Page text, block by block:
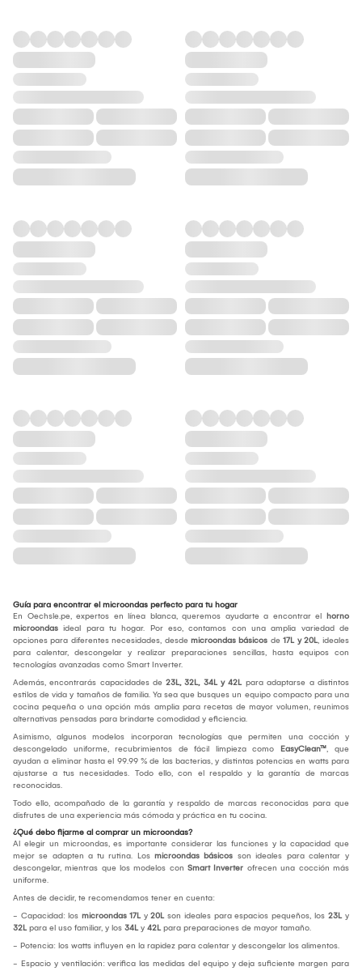
Guía para encontrar el microondas perfecto para tu hogar
En Oechsle.pe, expertos en línea blanca, queremos ayudarte a encontrar el horno
microondas ideal para tu hogar. Por eso, contamos con una amplia variedad de
opciones para diferentes necesidades, desde microondas básicos de 17L y 20L, ideales
para calentar, descongelar y realizar preparaciones sencillas, hasta equipos con
tecnologías avanzadas como Smart Inverter.
Además, encontrarás capacidades de 23L, 32L, 34L y 42Lpara adaptarse a distintos
estilos de vida y tamaños de familia. Ya sea que busques un equipo compacto para una
cocina pequeña o una opción más amplia para recetas de mayor volumen, reunimos
alternativas pensadas para brindarte comodidad y eficiencia.
Asimismo, algunos modelos incorporan tecnologías que permiten una cocción y
descongelado uniforme, recubrimientos de fácil limpieza como EasyClean™, que
ayudan a eliminar hasta el 99.99 % de las bacterias, y distintas potencias en watts para
ajustarse a tus necesidades. Todo ello, con el respaldo y la garantía de marcas
reconocidas.
Todo ello, acompañado de la garantía y respaldo de marcas reconocidas para que
disfrutes de una experiencia más cómoda y práctica en tu cocina.
¿Qué debo fijarme al comprar un microondas?
Al elegir un microondas, es importante considerar las funciones y la capacidad que
mejor se adapten a tu rutina. Los microondas básicos son ideales para calentar y
descongelar, mientras que los modelos con Smart Inverter ofrecen una cocción más
uniforme.
Antes de decidir, te recomendamos tener en cuenta:
- Capacidad: los microondas 17Ly 20Lson ideales para espacios pequeños, los 23Ly
32Lpara el uso familiar, y los 34Ly 42Lpara preparaciones de mayor tamaño.
- Potencia: los watts influyen en la rapidez para calentar y descongelar los alimentos.
- Espacio y ventilación: verifica las medidas del equipo y deja suficiente margen para